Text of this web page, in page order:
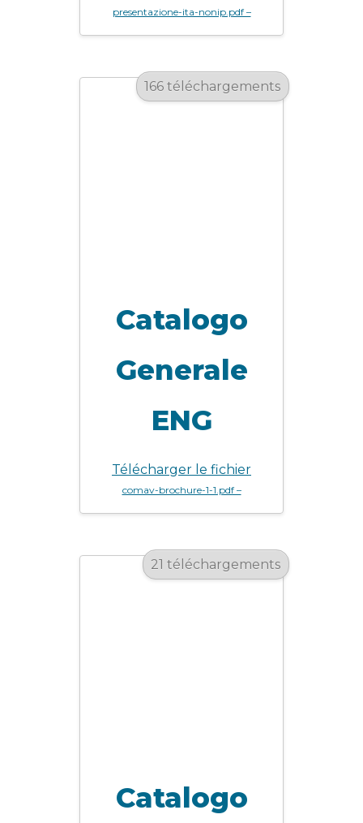
presentazione-ita-nonip.pdf –
166 téléchargements
Catalogo
Generale
ENG
Télécharger le fichier
comav-brochure-1-1.pdf –
21 téléchargements
Catalogo